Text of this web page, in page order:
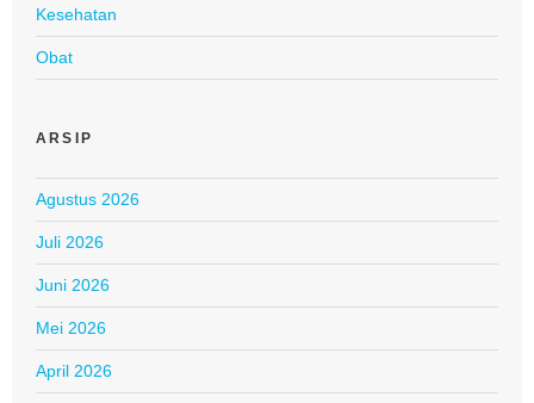
Kesehatan
Obat
ARSIP
Agustus 2026
Juli 2026
Juni 2026
Mei 2026
April 2026